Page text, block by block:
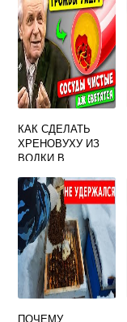
КАК СДЕЛАТЬ
ХРЕНОВУХУ ИЗ
ВОДКИ В
УСЛОВИЯХ С
МЕДОМ И
ЛИМОНОМ
ПОЧЕМУ